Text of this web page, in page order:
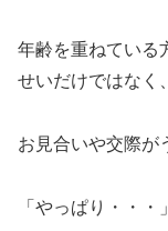
年齢を重ねている
せいだけではなく、
お見合いや交際が
「やっぱり・・・」